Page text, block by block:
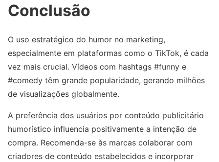
Conclusão
O uso estratégico do humor no marketing,
especialmente em plataformas como o TikTok, é cada
vez mais crucial. Vídeos com hashtags #funny e
#comedy têm grande popularidade, gerando milhões
de visualizações globalmente.
A preferência dos usuários por conteúdo publicitário
humorístico influencia positivamente a intenção de
compra. Recomenda-se às marcas colaborar com
criadores de conteúdo estabelecidos e incorporar